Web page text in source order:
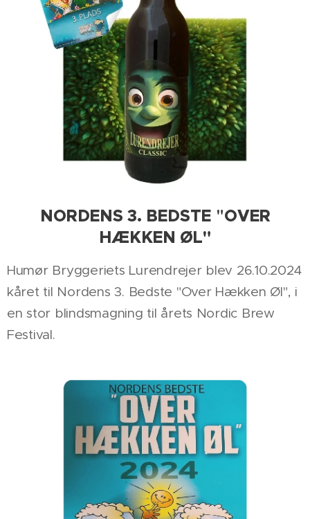
NORDENS 3. BEDSTE"OVER
HÆKKEN ØL"
Humør Bryggeriets Lurendrejer blev 26.10.2024
kåret til Nordens 3. Bedste "Over Hækken Øl", i
en stor blindsmagning til årets Nordic Brew
Festival.